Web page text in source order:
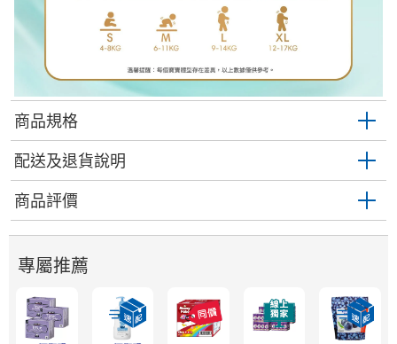
商品規格
配送及退貨說明
商品評價
專屬推薦